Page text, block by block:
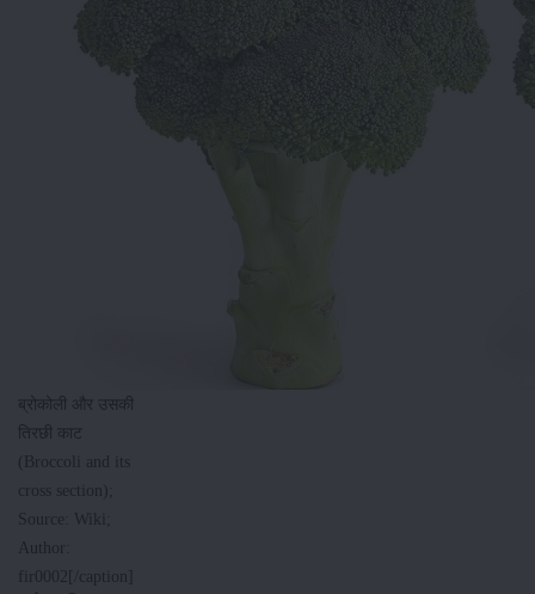
ब्रोकोली और उसकी
तिरछी काट
(Broccoli and its
cross section);
Source: Wiki;
Author:
fir0002[/caption]